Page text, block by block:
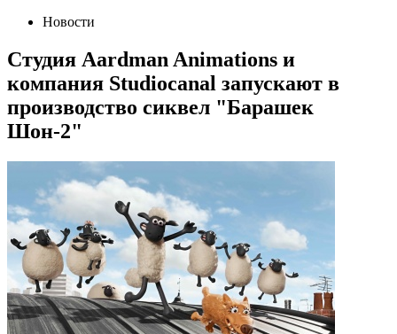
Новости
Студия Aardman Animations и
компания Studiocanal запускают в
производство сиквел "Барашек
Шон-2"